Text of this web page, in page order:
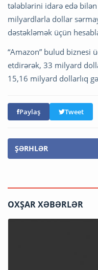
tələblərini idarə edə
milyardlarla dollar
dəstəkləmək üçün
“Amazon” bulud biznesi
etdirərək, 33 milyard
15,16 milyard dollarlıq
Paylaş Tweet
ŞƏRHLƏR
OXŞAR XƏBƏRLƏR